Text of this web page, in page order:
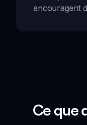
encouragent
Ce que